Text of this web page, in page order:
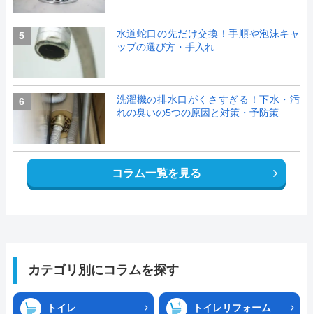
5
水道蛇口の先だけ交換！手順や泡沫キャ
ップの選び方・手入れ
6
洗濯機の排水口がくさすぎる！下水・汚
れの臭いの5つの原因と対策・予防策
コラム一覧を見る
カテゴリ別にコラムを探す
トイレ トイレリフォーム